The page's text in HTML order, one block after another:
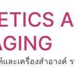
ะเครื่องสำอางค์ ร